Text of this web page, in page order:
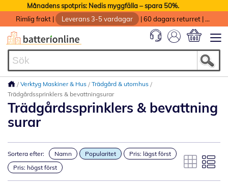
Månadens spotpris: Nedis myggfälla – spara 50%.
Rimlig frakt | Leverans 3-5 vardagar |60 dagars returret |
Verktyg Maskiner & Hus
Trädgård & utomhus
Trädgårdssprinklers & bevattningsurar
Trädgårdssprinklers & bevattning
surar
Sortera efter: Namn Popularitet
Pris: lägst först
Pris: högst först